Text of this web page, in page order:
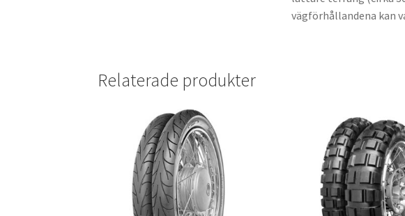
vägförhållandena kan
Relaterade produkter